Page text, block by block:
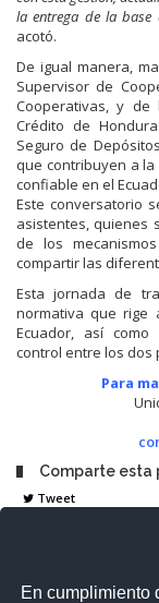
En cumplimiento
la entrega de la base
acotó.
De igual manera,
Supervisor de
Cooperativas, y
Crédito de
Seguro de
que contribuyen a
confiable en el
Este conversatorio
asistentes, quienes
de los
compartir las
Esta jornada de
normativa que rige
Ecuador, así
control entre los dos
Para
Comparte esta
Tweet